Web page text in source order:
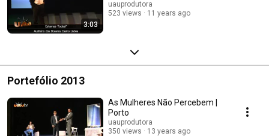
3:03
uauprodutora
523 views
11 years ago
Portefólio 2013
As Mulheres Não Percebem |
Porto
uauprodutora
350 views
13 years ago